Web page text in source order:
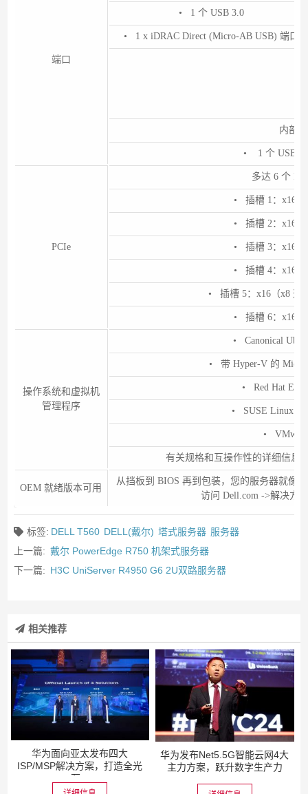
端口
• 1 个 USB 3.0
• 1 x iDRAC Direct (Micro-AB USB) 端口
内部
• 1 个 USB
PCIe
多达 6 个
• 插槽 1：x16
• 插槽 2：x16
• 插槽 3：x16
• 插槽 4：x16
• 插槽 5：x16（x8 通
• 插槽 6：x16
操作系统和虚拟机
管理程序
• Canonical
• 带 Hyper-V 的
• Red Hat
• SUSE Linux
•
有关规格和互操作性的详细信息
OEM 就绪版本可用
从挡板到 BIOS 再到包装，您的服务器就像
访问 Dell.com ->解决方
标签: DELL T560 DELL(戴尔) 塔式服务器 服务器
上一篇: 戴尔 PowerEdge R750 机架式服务器
下一篇: H3C UniServer R4950 G6 2U双路服务器
相关推荐
华为面向亚太发布四大
ISP/MSP解决方案，打造全光
万...
华为发布Net5.5G智能云网4大
主力方案，跃升数字生产力